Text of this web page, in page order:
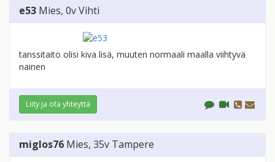
e53 Mies, 0vVihti
tanssitaito olisi kiva lisä, muuten normaali maalla viihtyvä
nainen
Liity ja ota yhteyttä
miglos76 Mies, 35v Tampere